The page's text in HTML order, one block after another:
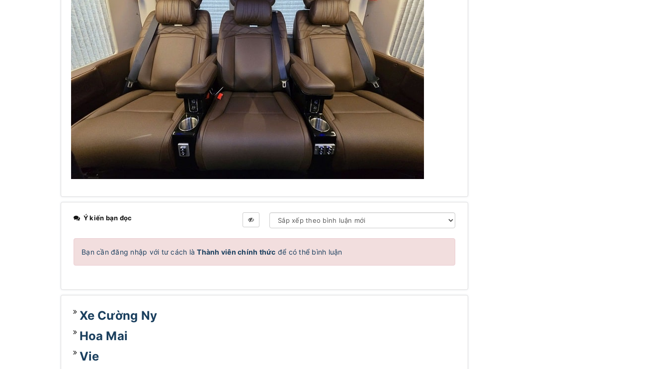
Ý kiến bạn đọc
Bạn cần đăng nhập với tư cách làThành viên chính thức để có thể bình luận
Xe Cường Ny
Hoa Mai
Vie